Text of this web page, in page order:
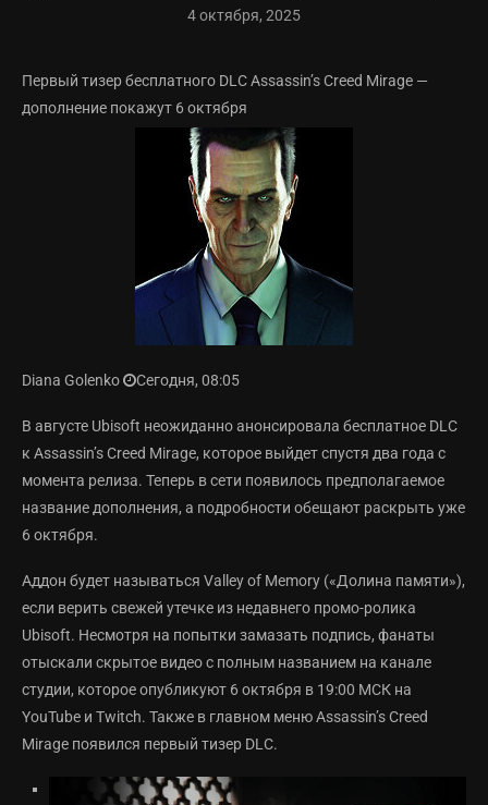
4 октября, 2025
Первый тизер бесплатного DLC Assassin’s Creed Mirage —
дополнение покажут 6 октября
Diana Golenko Сегодня, 08:05
В августе Ubisoft неожиданно анонсировала бесплатное DLC
к Assassin’s Creed Mirage, которое выйдет спустя два года с
момента релиза. Теперь в сети появилось предполагаемое
название дополнения, а подробности обещают раскрыть уже
6 октября.
Аддон будет называться Valley of Memory («Долина памяти»),
если верить свежей утечке из недавнего промо-ролика
Ubisoft. Несмотря на попытки замазать подпись, фанаты
отыскали скрытое видео с полным названием на канале
студии, которое опубликуют 6 октября в 19:00 МСК на
YouTube и Twitch. Также в главном меню Assassin’s Creed
Mirage появился первый тизер DLC.